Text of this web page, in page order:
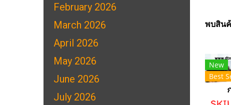
พบสินค้
New
Best
February 2026
March 2026
April 2026
May 2026
June 2026
July 2026